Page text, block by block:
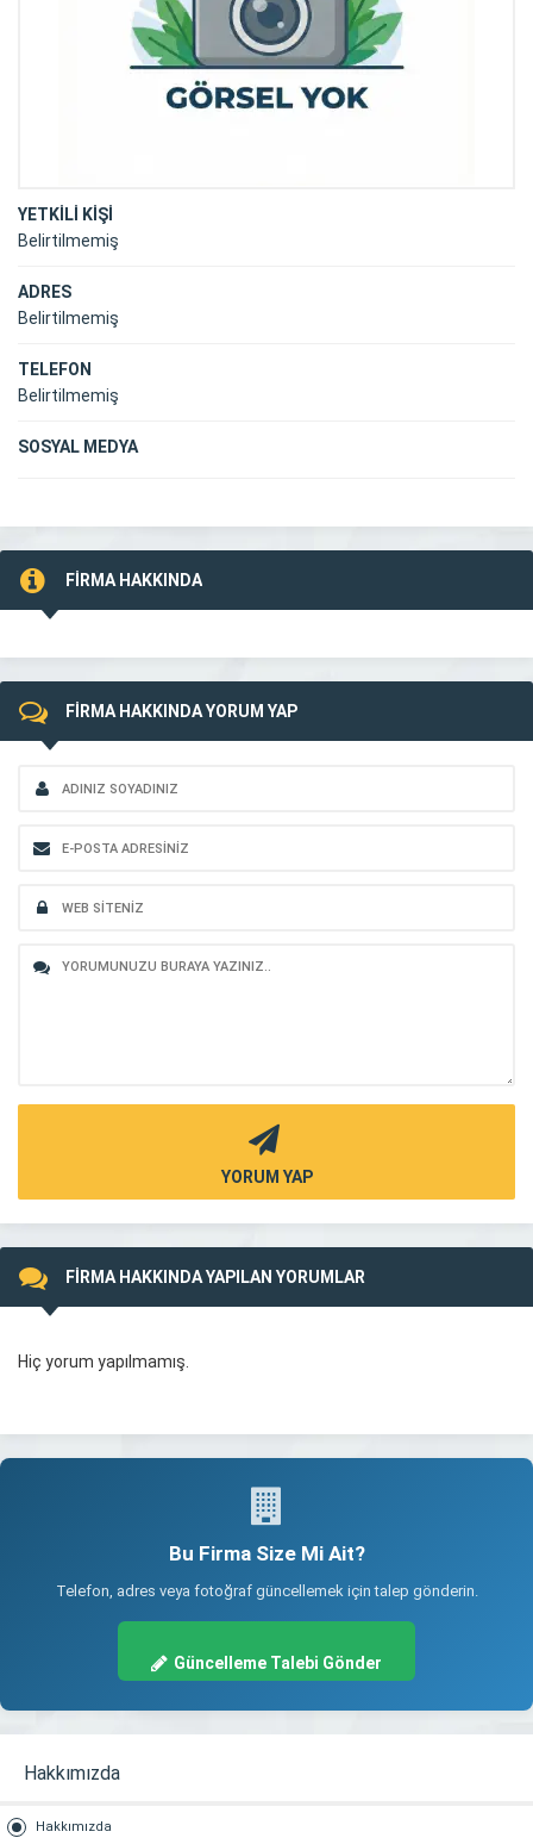
YETKİLİ KİŞİ
Belirtilmemiş
ADRES
Belirtilmemiş
TELEFON
Belirtilmemiş
SOSYAL MEDYA
FİRMA HAKKINDA
FİRMA HAKKINDA YORUM YAP
YORUM YAP
FİRMA HAKKINDA YAPILAN YORUMLAR
Hiç yorum yapılmamış.
Bu Firma Size Mi Ait?
Telefon, adres veya fotoğraf güncellemek için talep gönderin.
Güncelleme Talebi Gönder
Hakkımızda
Hakkımızda